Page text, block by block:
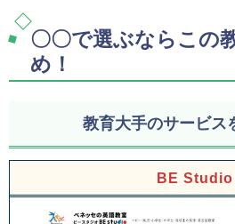
〇〇で選ぶならこの
め！
教育大手のサービス
BE Studio